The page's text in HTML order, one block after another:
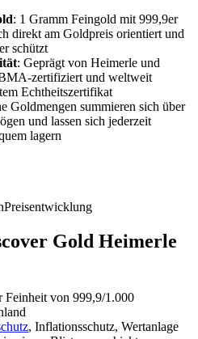
: 1 Gramm Feingold mit 999,9er
direkt am Goldpreis orientiert und
schützt
: Geprägt von Heimerle und
zertifiziert und weltweit
Echtheitszertifikat
Goldmengen summieren sich über
und lassen sich jederzeit
lagern
Preisentwicklung
Gold Heimerle
Feinheit von 999,9/1.000
, Inflationsschutz, Wertanlage